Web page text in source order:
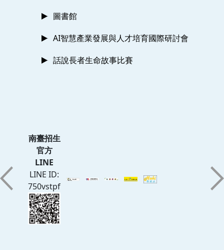
圖書館
AI智慧產業發展與人才培育國際研討會
話說長者生命故事比賽
南臺招生
官方
LINE
LINE ID:
750vstpf